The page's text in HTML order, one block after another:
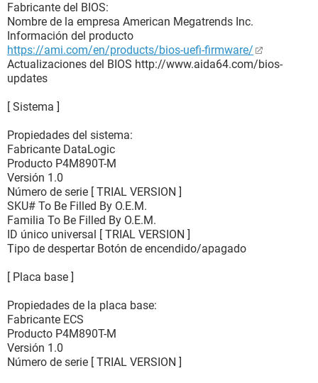
Fabricante del BIOS:
Nombre de la empresa American Megatrends Inc.
Información del producto
https://ami.com/en/products/bios-uefi-firmware/
Actualizaciones del BIOS http://www.aida64.com/bios-
updates
[ Sistema ]
Propiedades del sistema:
Fabricante DataLogic
Producto P4M890T-M
Versión 1.0
Número de serie [ TRIAL VERSION ]
SKU# To Be Filled By O.E.M.
Familia To Be Filled By O.E.M.
ID único universal [ TRIAL VERSION ]
Tipo de despertar Botón de encendido/apagado
[ Placa base ]
Propiedades de la placa base:
Fabricante ECS
Producto P4M890T-M
Versión 1.0
Número de serie [ TRIAL VERSION ]